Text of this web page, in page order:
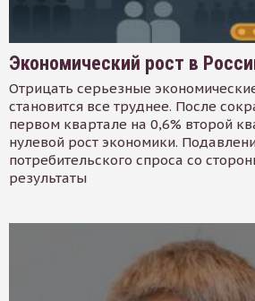
Экономический рост в
Отрицать серьезные
становится все труднее. После
первом квартале на 0,6% второй
нулевой рост экономики.
потребительского спроса со
результаты